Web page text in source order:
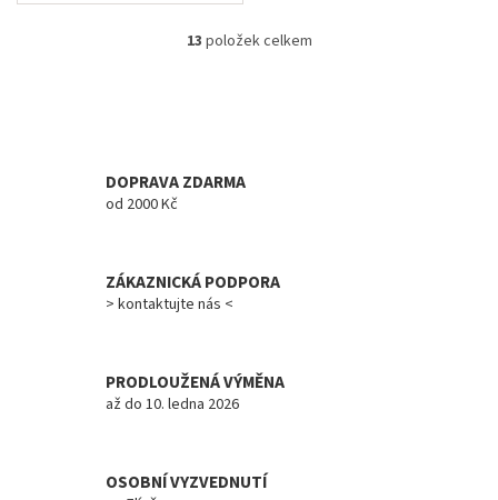
O
k
p
i
13 položek celkem
DOPRAVA ZDARMA
od 2000 Kč
ZÁKAZNICKÁ PODPORA
> kontaktujte nás <
PRODLOUŽENÁ VÝMĚNA
až do 10. ledna 2026
OSOBNÍ VYZVEDNUTÍ